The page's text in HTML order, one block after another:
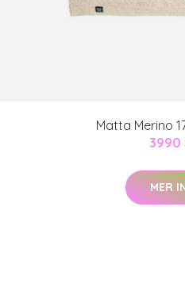
Matta Merino
3990
MER